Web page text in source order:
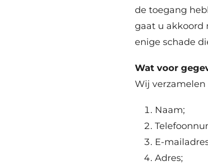
de toegang
gaat u akkoord
enige schade
Wat voor
Wij
Naam;
E-
Adres;